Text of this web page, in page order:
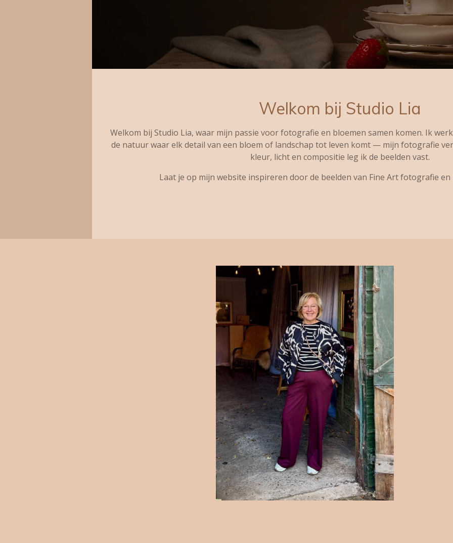
Welkom bij Studio Lia
Welkom bij Studio Lia, waar mijn passie voor fotografie en bloemen samen komen. Ik
de natuur waar elk detail van een bloem of landschap tot leven komt — mijn fotografie
kleur, licht en compositie leg ik de beelden vast.
Laat je op mijn website inspireren door de beelden van Fine Art fotografie